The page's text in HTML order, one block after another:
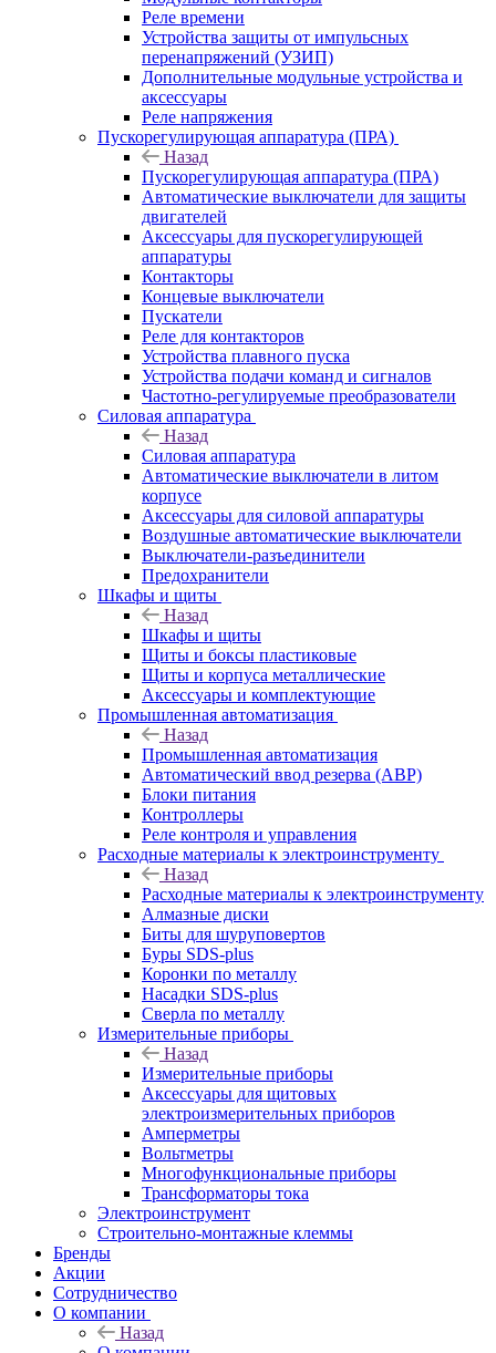
Реле времени
Устройства защиты от импульсных
перенапряжений (УЗИП)
Дополнительные модульные устройства и
аксессуары
Реле напряжения
Пускорегулирующая аппаратура (ПРА)
Назад
Пускорегулирующая аппаратура (ПРА)
Автоматические выключатели для защиты
двигателей
Аксессуары для пускорегулирующей
аппаратуры
Контакторы
Концевые выключатели
Пускатели
Реле для контакторов
Устройства плавного пуска
Устройства подачи команд и сигналов
Частотно-регулируемые преобразователи
Силовая аппаратура
Назад
Силовая аппаратура
Автоматические выключатели в литом
корпусе
Аксессуары для силовой аппаратуры
Воздушные автоматические выключатели
Выключатели-разъединители
Предохранители
Шкафы и щиты
Назад
Шкафы и щиты
Щиты и боксы пластиковые
Щиты и корпуса металлические
Аксессуары и комплектующие
Промышленная автоматизация
Назад
Промышленная автоматизация
Автоматический ввод резерва (АВР)
Блоки питания
Контроллеры
Реле контроля и управления
Расходные материалы к электроинструменту
Назад
Расходные материалы к электроинструменту
Алмазные диски
Биты для шуруповертов
Буры SDS-plus
Коронки по металлу
Насадки SDS-plus
Сверла по металлу
Измерительные приборы
Назад
Измерительные приборы
Аксессуары для щитовых
электроизмерительных приборов
Амперметры
Вольтметры
Многофункциональные приборы
Трансформаторы тока
Электроинструмент
Строительно-монтажные клеммы
Бренды
Акции
Сотрудничество
О компании
Назад